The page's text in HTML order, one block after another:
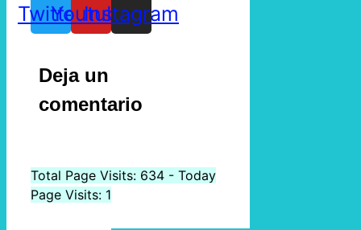
TwitterYoutube
Instagram
Deja un
comentario
Total Page Visits: 634 - Today
Page Visits: 1